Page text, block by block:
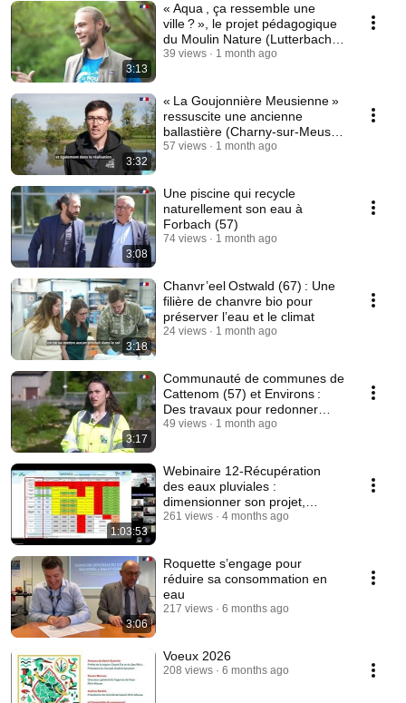
3:13
« Aqua , ça ressemble une
ville ? », le projet pédagogique
du Moulin Nature (Lutterbach
68)
39 views 1 month ago
3:32
« La Goujonnière Meusienne »
ressuscite une ancienne
ballastière (Charny-sur-Meuse,
55)
57 views 1 month ago
3:08
Une piscine qui recycle
naturellement son eau à
Forbach (57)
74 views 1 month ago
3:18
Chanvr’eel Ostwald (67) : Une
filière de chanvre bio pour
préserver l’eau et le climat
24 views 1 month ago
3:17
Communauté de communes de
Cattenom (57) et Environs :
Des travaux pour redonner
place à la nature
49 views 1 month ago
1:03:53
Webinaire 12-Récupération
des eaux pluviales :
dimensionner son projet,
quelles modalités d’aide ?
261 views 4 months ago
3:06
Roquette s’engage pour
réduire sa consommation en
eau
217 views 6 months ago
Voeux 2026
208 views 6 months ago